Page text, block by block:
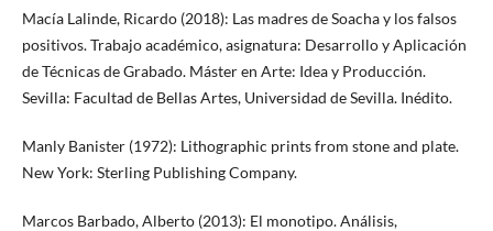
Macía Lalinde, Ricardo (2018): Las madres de Soacha y los falsos
positivos. Trabajo académico, asignatura: Desarrollo y Aplicación
de Técnicas de Grabado. Máster en Arte: Idea y Producción.
Sevilla: Facultad de Bellas Artes, Universidad de Sevilla. Inédito.
Manly Banister (1972): Lithographic prints from stone and plate.
New York: Sterling Publishing Company.
Marcos Barbado, Alberto (2013): El monotipo. Análisis,